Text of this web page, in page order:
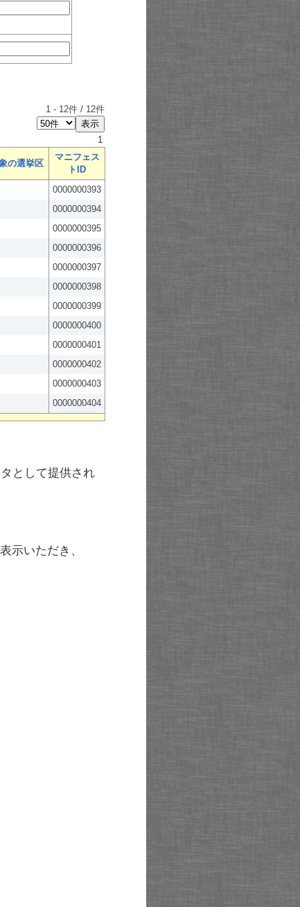
1 - 12件 / 12件
1
の選挙区
マニフェス
トID
0000000393
0000000394
0000000395
0000000396
0000000397
0000000398
0000000399
0000000400
0000000401
0000000402
0000000403
0000000404
として提供され
示いただき、